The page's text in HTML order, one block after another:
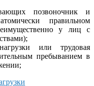
позвоночник и
правильном
у лиц с
или трудовая
пребыванием в